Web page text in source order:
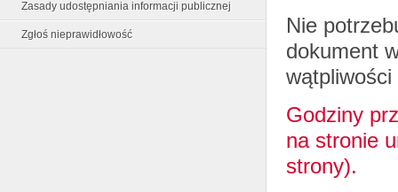
Zasady udostępniania informacji publicznej
Zgłoś nieprawidłowość
Nie
dokument
wątpliwości
Godziny
na stronie
strony).